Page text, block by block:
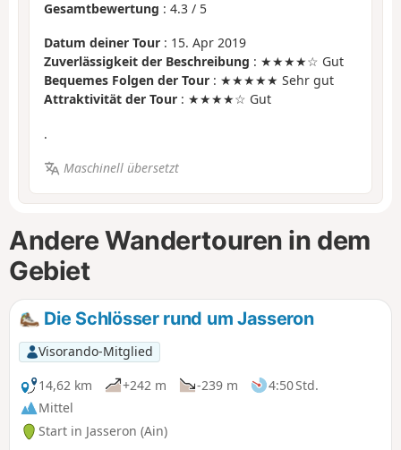
Gesamtbewertung : 4.3 / 5
Datum deiner Tour : 15. Apr 2019
Zuverlässigkeit der Beschreibung : ★★★★☆ Gut
Bequemes Folgen der Tour : ★★★★★ Sehr gut
Attraktivität der Tour : ★★★★☆ Gut
.
Maschinell übersetzt
Andere Wandertouren in dem
Gebiet
Die Schlösser rund um Jasseron
Visorando-Mitglied
14,62 km
+242 m -239 m
4:50 Std.
Mittel
Start in Jasseron (Ain)